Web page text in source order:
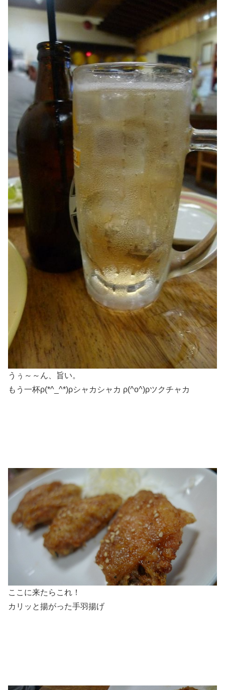
うぅ～～ん、旨い。
もう一杯ρ(*^_^*)ρシャカシャカ ρ(^o^)ρツクチャカ
ここに来たらこれ！
カリッと揚がった手羽揚げ